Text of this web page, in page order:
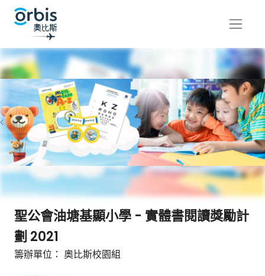
聖公會油塘基顯小學 - 實體書閱讀獎勵計
劃 2021
籌辦單位： 奧比斯校園組